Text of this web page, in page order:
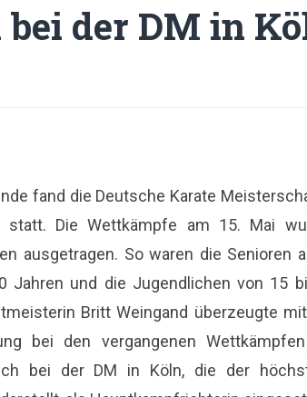
der DM in
fand die Deutsche Karate
statt. Die Wettkämpfe am 15. Mai
ausgetragen. So waren die Senioren
Jahren und die Jugendlichen von 15
Britt Weingand überzeugte
bei den vergangenen
bei der DM in Köln, die der